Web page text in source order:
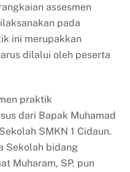
assesmen
pada
ini merupakkan
dilalui oleh peserta
praktik
dari Bapak Muhamad
SMKN 1 Cidaun.
Sekolah bidang
Muharam, SP. pun